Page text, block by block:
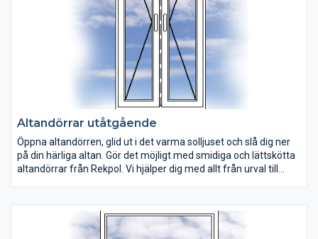
Altandörrar utåtgående
Öppna altandörren, glid ut i det varma solljuset och slå dig ner
på din härliga altan. Gör det möjligt med smidiga och lättskötta
altandörrar från Rekpol. Vi hjälper dig med allt från urval till
öppnas i överkant. Altandörr helglas eller med standard
bröstning av vit PVC. Kan beställas som vänster- eller